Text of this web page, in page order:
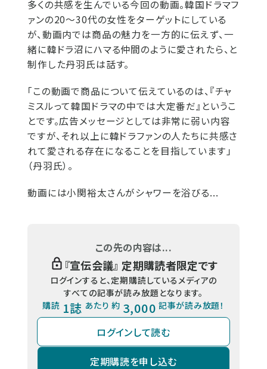
多くの共感を生んでいる今回の動画。韓国ドラマフ
ァンの20〜30代の女性をターゲットにしている
が、動画内では商品の魅力を一方的に伝えず、一
緒に韓ドラ沼にハマる仲間のように愛されたら、と
制作した丹羽氏は話す。
「この動画で商品について伝えているのは、『チャ
ミスルって韓国ドラマの中では大定番だ』というこ
とです。広告メッセージとしては非常に弱い内容
ですが、それ以上に韓ドラファンの人たちに共感さ
れて愛される存在になることを目指しています」
（丹羽氏）。
動画には小関裕太さんがシャワーを浴びる...
この先の内容は...
『宣伝会議』 定期購読者限定です
ログインすると、定期購読しているメディアの
すべての記事が読み放題となります。
購読 1誌 あたり 約 3,000 記事が読み放題！
ログインして読む
定期購読を申し込む